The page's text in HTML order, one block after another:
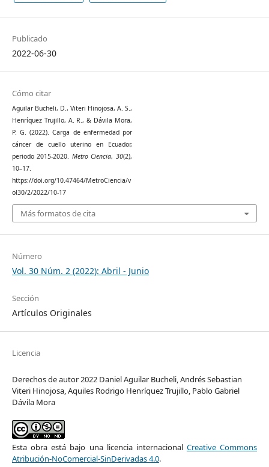
Publicado
2022-06-30
Cómo citar
Aguilar Bucheli, D., Viteri Hinojosa, A. S.,
Henríquez Trujillo, A. R., & Dávila Mora,
P. G. (2022). Carga de enfermedad por
cáncer de cuello uterino en Ecuador,
periodo 2015-2020. Metro Ciencia, 30(2),
10–17.
https://doi.org/10.47464/MetroCiencia/v
ol30/2/2022/10-17
Más formatos de cita
Número
Vol. 30 Núm. 2 (2022): Abril - Junio
Sección
Artículos Originales
Licencia
Derechos de autor 2022 Daniel Aguilar Bucheli, Andrés Sebastian
Viteri Hinojosa, Aquiles Rodrigo Henríquez Trujillo, Pablo Gabriel
Dávila Mora
Esta obra está bajo una licencia internacional Creative Commons
Atribución-NoComercial-SinDerivadas 4.0.